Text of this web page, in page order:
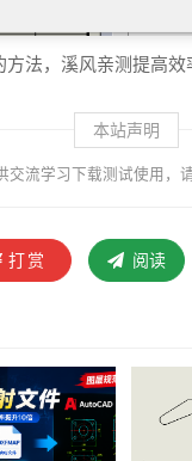
法，溪风亲测提高
本站声明
流学习下载测试使用，
打赏 阅读